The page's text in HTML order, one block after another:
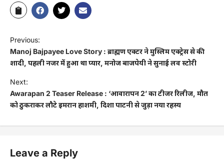
Previous:
Manoj Bajpayee Love Story : ब्राह्मण एक्टर ने मुस्लिम एक्ट्रेस से की
शादी, पहली नजर में हुआ था प्यार, मनोज बाजपेयी ने सुनाई लव स्टोरी
Next:
Awarapan 2 Teaser Release : ‘आवारापन 2’ का टीजर रिलीज, मौत
को ठुकराकर लौटे इमरान हाशमी, दिशा पाटनी से जुड़ा नया रहस्य
Leave a Reply